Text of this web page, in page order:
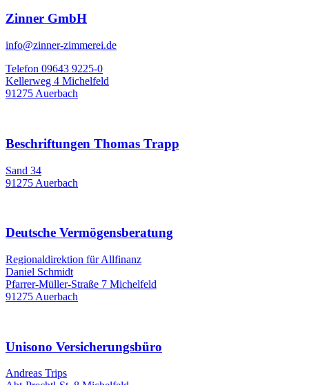
Zinner GmbH
info@zinner-zimmerei.de
Telefon 09643 9225-0
Kellerweg 4 Michelfeld
91275 Auerbach
Beschriftungen Thomas Trapp
Sand 34
91275 Auerbach
Deutsche Vermögensberatung
Regionaldirektion für Allfinanz
Daniel Schmidt
Pfarrer-Müller-Straße 7 Michelfeld
91275 Auerbach
Unisono Versicherungsbüro
Andreas Trips